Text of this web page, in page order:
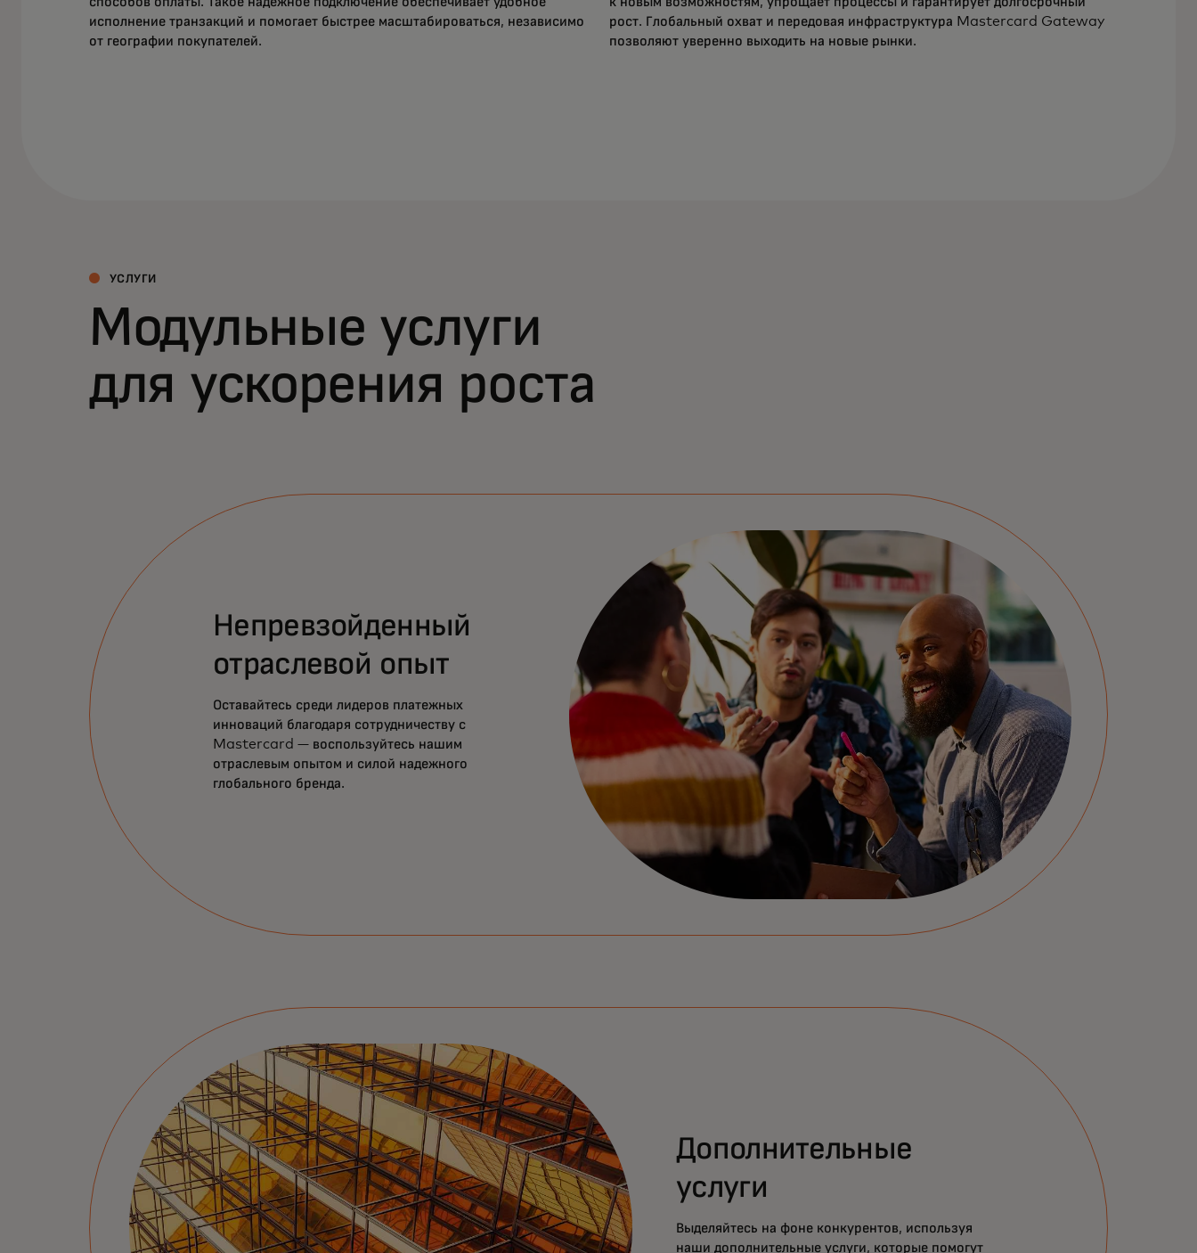
исполнение транзакций и помогает быстрее масштабироваться, независимо
от географии покупателей.
рост. Глобальный охват и передовая инфраструктура Mastercard Gateway
позволяют уверенно выходить на новые рынки.
УСЛУГИ
Модульные услуги
для ускорения роста
Непревзойденный
отраслевой опыт
Оставайтесь среди лидеров платежных
инноваций благодаря сотрудничеству с
Mastercard — воспользуйтесь нашим
отраслевым опытом и силой надежного
глобального бренда.
Дополнительные
услуги
Выделяйтесь на фоне конкурентов, используя
наши дополнительные услуги, которые помогут